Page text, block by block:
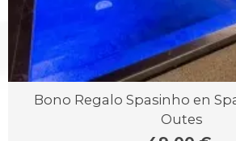
Bono Regalo Spasinho en
Outes